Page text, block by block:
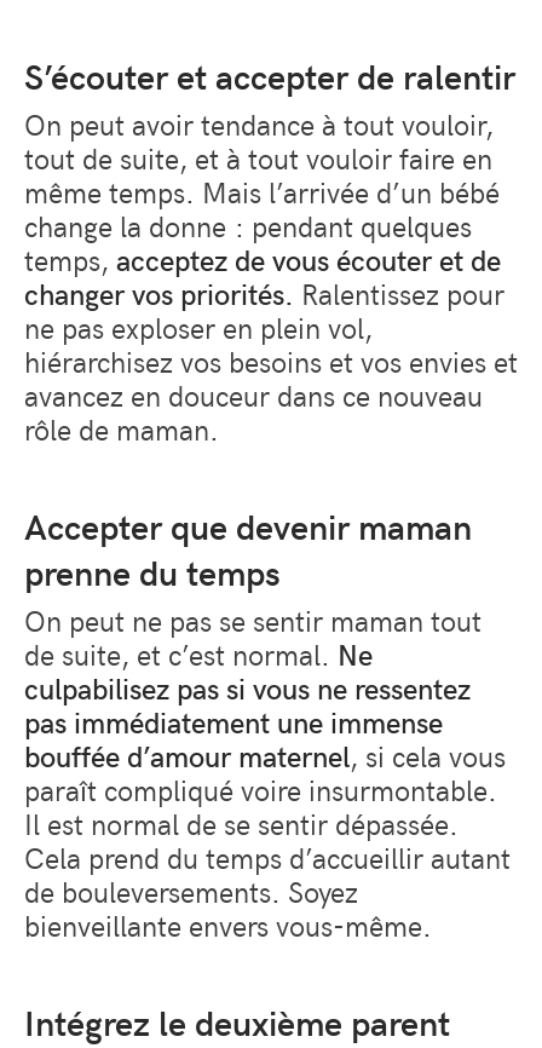
S’écouter et accepter de ralentir
On peut avoir tendance à tout vouloir,
tout de suite, et à tout vouloir faire en
même temps. Mais l’arrivée d’un bébé
change la donne : pendant quelques
temps, acceptez de vous écouter et de
changer vos priorités. Ralentissez pour
ne pas exploser en plein vol,
hiérarchisez vos besoins et vos envies et
avancez en douceur dans ce nouveau
rôle de maman.
Accepter que devenir maman
prenne du temps
On peut ne pas se sentir maman tout
de suite, et c’est normal. Ne
culpabilisez pas si vous ne ressentez
pas immédiatement une immense
bouffée d’amour maternel, si cela vous
paraît compliqué voire insurmontable.
Il est normal de se sentir dépassée.
Cela prend du temps d’accueillir autant
de bouleversements. Soyez
bienveillante envers vous-même.
Intégrez le deuxième parent